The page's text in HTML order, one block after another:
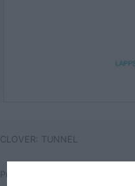
CLOVER: TUNNEL
Product information